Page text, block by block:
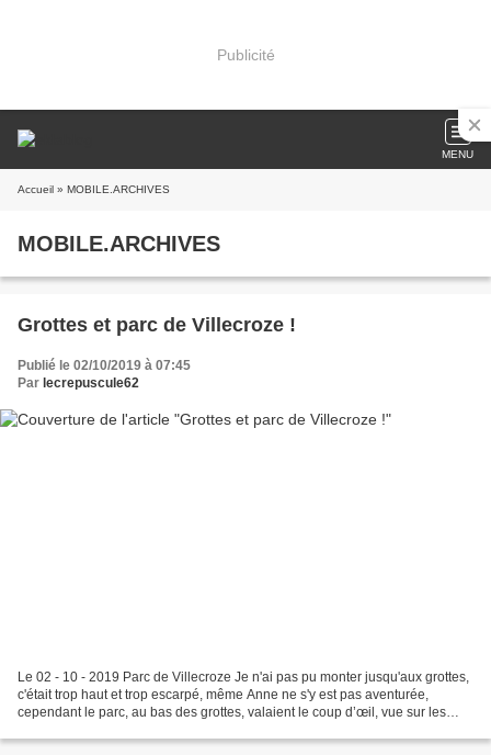
Publicité
MENU
Accueil » MOBILE.ARCHIVES
MOBILE.ARCHIVES
Grottes et parc de Villecroze !
Publié le 02/10/2019 à 07:45
Par lecrepuscule62
Le 02 - 10 - 2019 Parc de Villecroze Je n'ai pas pu monter jusqu'aux grottes,
c'était trop haut et trop escarpé, même Anne ne s'y est pas aventurée,
cependant le parc, au bas des grottes, valaient le coup d’œil, vue sur les